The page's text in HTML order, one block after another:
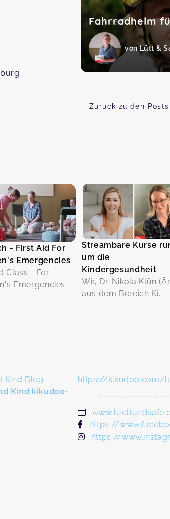
Fahrradhelm
Zurück zu den Posts
- First Aid For
Emergencies
Class - For
Emergencies -
Streambare Kurse
um die
Kindergesundheit
Wir, Dr. Nikola Klün
aus dem Bereich Ki...
Kind Blog
Kind kikudoo-
https://kikudoo.com/
https://
https://